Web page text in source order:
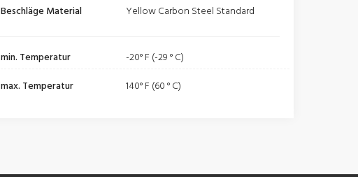
Beschläge Material
Yellow Carbon Steel Standard
min. Temperatur
-20° F (-29 ° C)
max. Temperatur
140° F (60 ° C)